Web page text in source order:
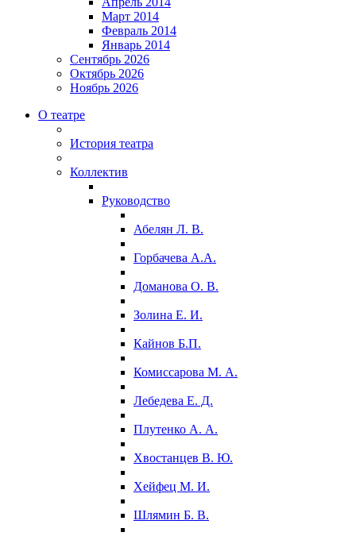
Март 2014
Февраль 2014
Январь 2014
Сентябрь 2026
Октябрь 2026
Ноябрь 2026
О театре
История театра
Коллектив
Руководство
Абелян Л. В.
Горбачева А.А.
Доманова О. В.
Золина Е. И.
Кайнов Б.П.
Комиссарова М. А.
Лебедева Е. Д.
Плутенко А. А.
Хвостанцев В. Ю.
Хейфец М. И.
Шлямин Б. В.